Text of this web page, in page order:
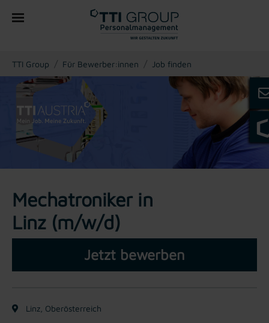
You are here:
TTI Group Für Bewerber:innen Job finden
Mechatroniker in
Linz (m/w/d)
Jetzt bewerben
Linz, Oberösterreich